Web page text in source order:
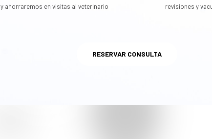
y ahorraremos en visitas al veterinario
revisiones y
RESERVAR CONSULTA